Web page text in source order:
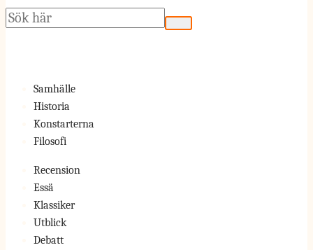
Sök
Samhälle
Historia
Konstarterna
Filosofi
Recension
Essä
Klassiker
Utblick
Debatt